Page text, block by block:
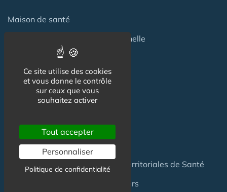
Maison de santé
Maison de santé pluriprofessionnelle
Centre de Santé
Pôle de Santé
Maison sport-santé
Maison de naissance
Centre de Soins et de Prévention
Communauté Professionnelles Territoriales de Santé
Hotel Patient & Hôtels Hospitaliers
Ce site utilise des cookies
et vous donne le contrôle
sur ceux que vous
souhaitez activer
Tout accepter
Personnaliser
Politique de confidentialité